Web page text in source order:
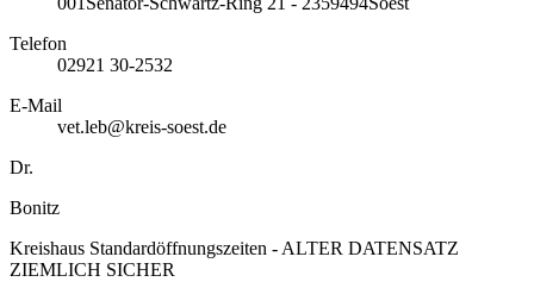
Telefon
02921 30-2532
E-Mail
vet.leb@kreis-soest.de
Dr.
Bonitz
Kreishaus Standardöffnungszeiten - ALTER DATENSATZ
ZIEMLICH SICHER